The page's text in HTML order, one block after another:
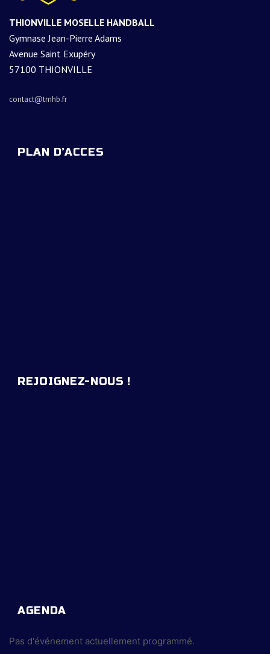
THIONVILLE MOSELLE HANDBALL
Gymnase Jean-Pierre Adams
Avenue Saint Exupéry
57100 THIONVILLE
contact@tmhb.fr
PLAN D’ACCES
REJOIGNEZ-NOUS !
AGENDA
Pas d'événement actuellement programmé.